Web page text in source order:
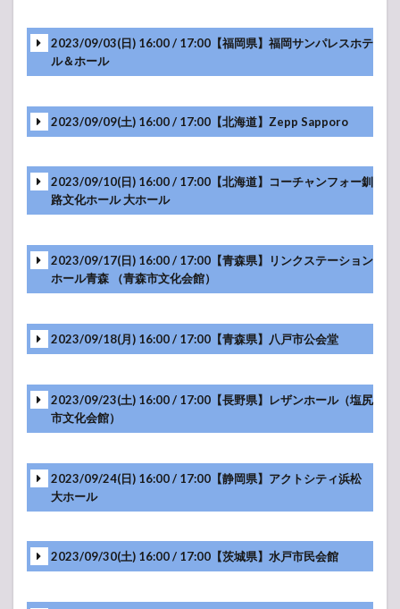
-アンコール-
-アンコール-
-アンコール-
-アンコール-
-アンコール-
2023/09/03(日) 16:00 / 17:00【福岡県】福岡サンパレスホテ
ル＆ホール
-アンコール-
2023/09/09(土) 16:00 / 17:00【北海道】Zepp Sapporo
-アンコール-
2023/09/10(日) 16:00 / 17:00【北海道】コーチャンフォー釧
路文化ホール 大ホール
2023/09/17(日) 16:00 / 17:00【青森県】リンクステーション
ホール青森 （青森市文化会館）
2023/09/18(月) 16:00 / 17:00【青森県】八戸市公会堂
2023/09/23(土) 16:00 / 17:00【長野県】レザンホール（塩尻
市文化会館）
2023/09/24(日) 16:00 / 17:00【静岡県】アクトシティ浜松
大ホール
2023/09/30(土) 16:00 / 17:00【茨城県】水戸市民会館